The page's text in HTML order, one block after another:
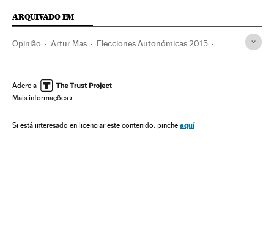
ARQUIVADO EM
Opinião Artur Mas Elecciones Autonómicas 2015
Eleições Ideologias Política
Adere a
Mais informações
Si está interesado en licenciar este contenido, pinche aquí